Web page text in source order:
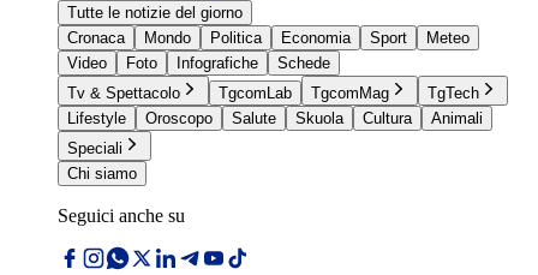
Tutte le notizie del giorno
Cronaca
Mondo Politica Economia Sport
Meteo
Video
Foto Infografiche
Schede
Tv & Spettacolo
TgcomLab TgcomMag
TgTech
Lifestyle
Oroscopo Salute Skuola Cultura
Animali
Speciali
Chi siamo
Seguici anche su